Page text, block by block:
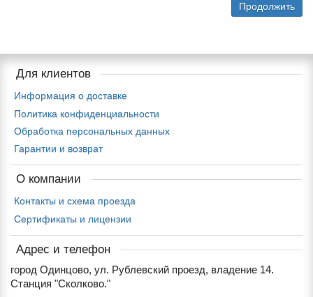
Продолжить
Для клиентов
Информация о доставке
Политика конфиденциальности
Обработка персональных данных
Гарантии и возврат
О компании
Контакты и схема проезда
Сертификаты и лицензии
Адрес и телефон
город Одинцово, ул. Рублевский проезд, владение 14.
Станция "Сколково."